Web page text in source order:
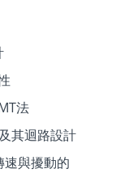
法
其迴路設計
與擾動的